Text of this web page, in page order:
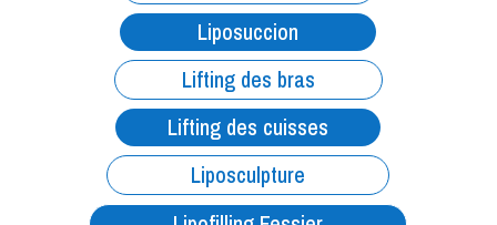
Liposuccion
Lifting des bras
Lifting des cuisses
Liposculpture